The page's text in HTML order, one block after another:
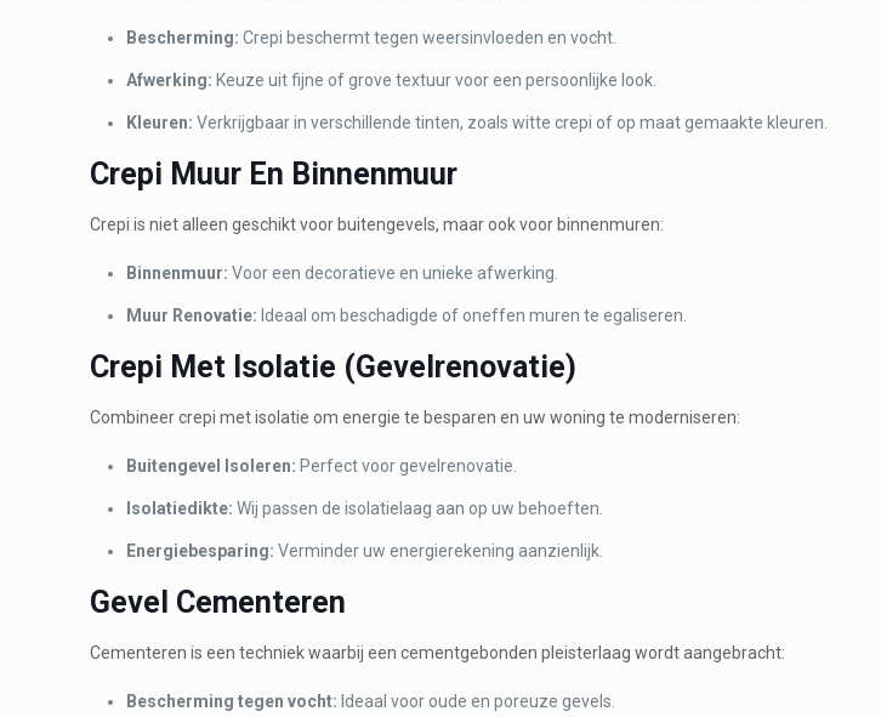
Bescherming: Crepi beschermt tegen weersinvloeden en vocht.
Afwerking: Keuze uit fijne of grove textuur voor een persoonlijke look.
Kleuren: Verkrijgbaar in verschillende tinten, zoals witte crepi of op maat gemaakte kleuren.
Crepi Muur En Binnenmuur
Crepi is niet alleen geschikt voor buitengevels, maar ook voor binnenmuren:
Binnenmuur: Voor een decoratieve en unieke afwerking.
Muur Renovatie: Ideaal om beschadigde of oneffen muren te egaliseren.
Crepi Met Isolatie (Gevelrenovatie)
Combineer crepi met isolatie om energie te besparen en uw woning te moderniseren:
Buitengevel Isoleren: Perfect voor gevelrenovatie.
Isolatiedikte: Wij passen de isolatielaag aan op uw behoeften.
Energiebesparing: Verminder uw energierekening aanzienlijk.
Gevel Cementeren
Cementeren is een techniek waarbij een cementgebonden pleisterlaag wordt aangebracht:
Bescherming tegen vocht: Ideaal voor oude en poreuze gevels.